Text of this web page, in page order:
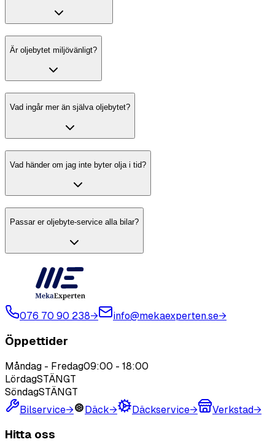
Är oljebytet miljövänligt?
Vad ingår mer än själva oljebytet?
Vad händer om jag inte byter olja i tid?
Passar er oljebyte-service alla bilar?
076 70 90 238→ info@mekaexperten.se→
Öppettider
Måndag - Fredag09:00 - 18:00
LördagSTÄNGT
SöndagSTÄNGT
Bilservice→ Däck→ Däckservice→ Verkstad→
Hitta oss